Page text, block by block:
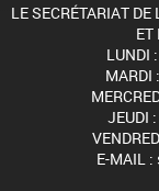
LE SECRÉTARIAT
ET
LUNDI
MARDI
JEUDI
E-MAIL